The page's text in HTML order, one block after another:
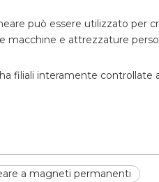
può essere utilizzato per
macchine e attrezzature
filiali interamente controllate
a magneti permanenti